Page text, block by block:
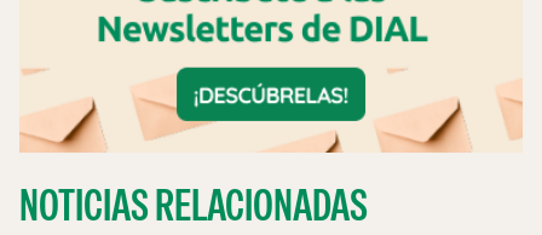
NOTICIAS RELACIONADAS